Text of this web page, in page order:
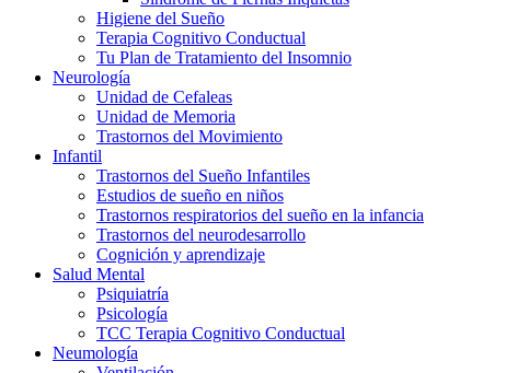
Higiene del Sueño
Terapia Cognitivo Conductual
Tu Plan de Tratamiento del Insomnio
Neurología
Unidad de Cefaleas
Unidad de Memoria
Trastornos del Movimiento
Infantil
Trastornos del Sueño Infantiles
Estudios de sueño en niños
Trastornos respiratorios del sueño en la infancia
Trastornos del neurodesarrollo
Cognición y aprendizaje
Salud Mental
Psiquiatría
Psicología
TCC Terapia Cognitivo Conductual
Neumología